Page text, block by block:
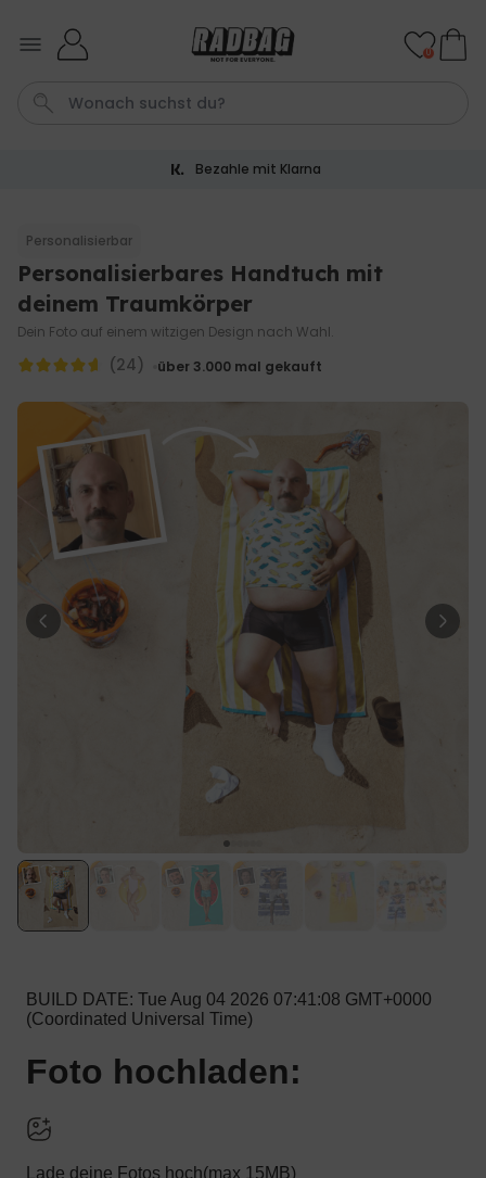
Personalisierbar
Personalisierbares Aperol
Spritz Glas mit Name
Maritim mit Text
34,99 €
Personalisierbar
Personalisierbares Handtuch
mit Getränken und Spruch
mal gekauft
34,99 €
Personalisierbar
Fotodecke mit Gesicht
über 2.000
mal gekauft
Personalisierbare
Champagnerschale mit Text
0
Bezahle mit Klarna
Personalisierbar
Personalisierbares Handtuch mit
deinem Traumkörper
Dein Foto auf einem witzigen Design nach Wahl.
(24) über 3.000 mal gekauft